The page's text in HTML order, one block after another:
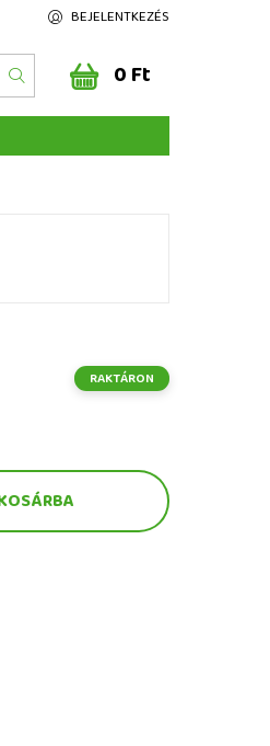
BEJELENTKEZÉS
0 Ft
RAKTÁRON